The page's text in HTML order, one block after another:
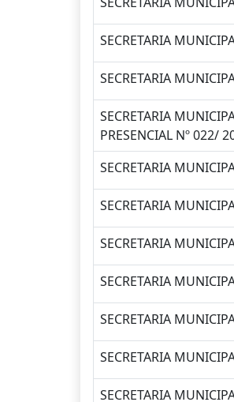
SECRETARIA
SECRETARIA
SECRETARIA
PRESENCIAL Nº 022/
SECRETARIA
SECRETARIA
SECRETARIA
SECRETARIA
SECRETARIA
SECRETARIA
SECRETARIA